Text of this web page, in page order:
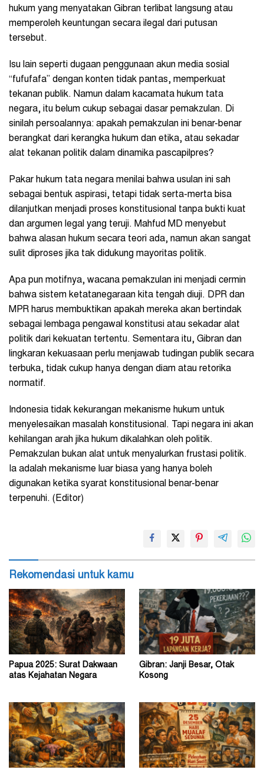
hukum yang menyatakan Gibran terlibat langsung atau
memperoleh keuntungan secara ilegal dari putusan
tersebut.
Isu lain seperti dugaan penggunaan akun media sosial
“fufufafa” dengan konten tidak pantas, memperkuat
tekanan publik. Namun dalam kacamata hukum tata
negara, itu belum cukup sebagai dasar pemakzulan. Di
sinilah persoalannya: apakah pemakzulan ini benar-benar
berangkat dari kerangka hukum dan etika, atau sekadar
alat tekanan politik dalam dinamika pascapilpres?
Pakar hukum tata negara menilai bahwa usulan ini sah
sebagai bentuk aspirasi, tetapi tidak serta-merta bisa
dilanjutkan menjadi proses konstitusional tanpa bukti kuat
dan argumen legal yang teruji. Mahfud MD menyebut
bahwa alasan hukum secara teori ada, namun akan sangat
sulit diproses jika tak didukung mayoritas politik.
Apa pun motifnya, wacana pemakzulan ini menjadi cermin
bahwa sistem ketatanegaraan kita tengah diuji. DPR dan
MPR harus membuktikan apakah mereka akan bertindak
sebagai lembaga pengawal konstitusi atau sekadar alat
politik dari kekuatan tertentu. Sementara itu, Gibran dan
lingkaran kekuasaan perlu menjawab tudingan publik secara
terbuka, tidak cukup hanya dengan diam atau retorika
normatif.
Indonesia tidak kekurangan mekanisme hukum untuk
menyelesaikan masalah konstitusional. Tapi negara ini akan
kehilangan arah jika hukum dikalahkan oleh politik.
Pemakzulan bukan alat untuk menyalurkan frustasi politik.
Ia adalah mekanisme luar biasa yang hanya boleh
digunakan ketika syarat konstitusional benar-benar
terpenuhi. (Editor)
Rekomendasi untuk kamu
Papua 2025: Surat Dakwaan
atas Kejahatan Negara
Gibran: Janji Besar, Otak
Kosong